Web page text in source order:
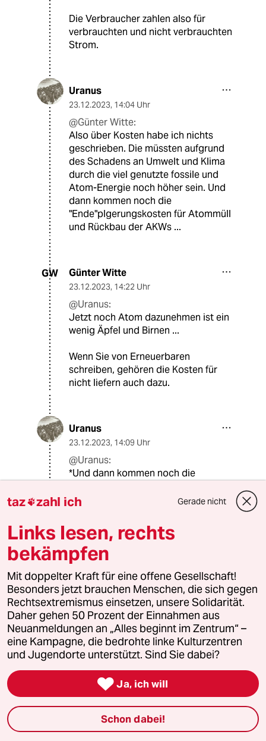
Die Verbraucher zahlen also für
verbrauchten und nicht verbrauchten
Strom.
Uranus
23.12.2023, 14:04 Uhr
@Günter Witte:
Also über Kosten habe ich nichts
geschrieben. Die müssten aufgrund
des Schadens an Umwelt und Klima
durch die viel genutzte fossile und
Atom-Energie noch höher sein. Und
dann kommen noch die
"Ende"plgerungskosten für Atommüll
und Rückbau der AKWs ...
GW Günter Witte
23.12.2023, 14:22 Uhr
@Uranus:
Jetzt noch Atom dazunehmen ist ein
wenig Äpfel und Birnen ...
Wenn Sie von Erneuerbaren
schreiben, gehören die Kosten für
nicht liefern auch dazu.
Uranus
23.12.2023, 14:09 Uhr
@Uranus:
*Und dann kommen noch die
und die für Rückbau der AKWs dazu
KK Klaus Kuckuck
22.12.2023,09:08 Uhr
Wer immer noch glaubt, dass Habecks
Versprechungen 2030 aus der
Kohleverstromung auszusteigen, jemals auch
nur annähernd realistisch waren, glaubt
vermutlich auch, dass in drei Tagen der
Weihnachtsmann kommt. Inzwischen hat sich
diesbezüglich sogar die sonst sehr
regierungsloyale Bundesnetzagentur
gemeldet, indem sie bereits mehreren
Kraftwerksbetreibern einen Ausstieg vor 2031
untersagt hat. Was für ein unmöglicher
Schlamassel, in den die Energiewirtschaft
taz zahl ich Gerade nicht
Links lesen, rechts
bekämpfen
Mit doppelter Kraft für eine offene Gesellschaft!
Besonders jetzt brauchen Menschen, die sich gegen
Rechtsextremismus einsetzen, unsere Solidarität.
Daher gehen 50 Prozent der Einnahmen aus
Neuanmeldungen an „Alles beginnt im Zentrum“ –
eine Kampagne, die bedrohte linke Kulturzentren
und Jugendorte unterstützt. Sind Sie dabei?
 Ja, ich will
Schon dabei!